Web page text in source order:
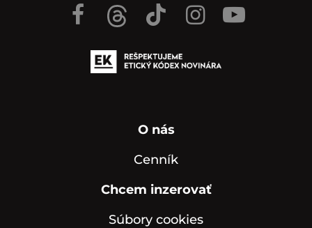
O nás
Cenník
Chcem inzerovať
Súbory cookies